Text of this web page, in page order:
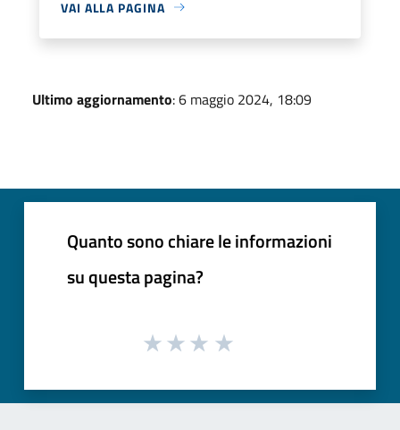
VAI ALLA PAGINA
Ultimo aggiornamento: 6 maggio 2024, 18:09
Quanto sono chiare le informazioni
su questa pagina?